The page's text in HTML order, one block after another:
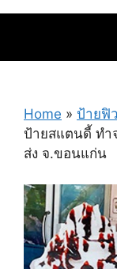
Home » ป้ายฟิ
ป้ายสแตนดี้ ทำ
ส่ง จ.ขอนแก่น